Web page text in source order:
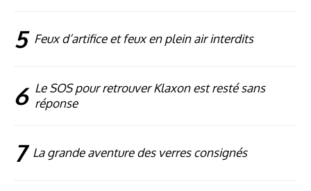
5 Feux d’artifice et feux en plein air interdits
6 Le SOS pour retrouver Klaxon est resté sans
réponse
7 La grande aventure des verres consignés